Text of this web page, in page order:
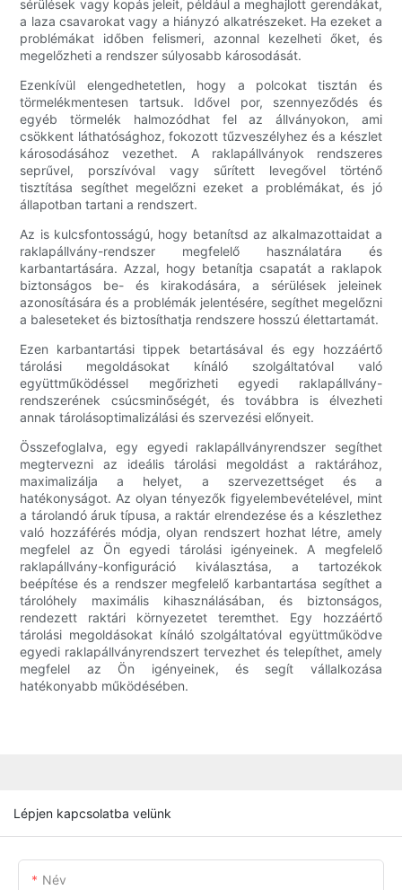
sérülések vagy kopás jeleit, például a meghajlott gerendákat,
a laza csavarokat vagy a hiányzó alkatrészeket. Ha ezeket a
problémákat időben felismeri, azonnal kezelheti őket, és
megelőzheti a rendszer súlyosabb károsodását.
Ezenkívül elengedhetetlen, hogy a polcokat tisztán és
törmelékmentesen tartsuk. Idővel por, szennyeződés és
egyéb törmelék halmozódhat fel az állványokon, ami
csökkent láthatósághoz, fokozott tűzveszélyhez és a készlet
károsodásához vezethet. A raklapállványok rendszeres
seprűvel, porszívóval vagy sűrített levegővel történő
tisztítása segíthet megelőzni ezeket a problémákat, és jó
állapotban tartani a rendszert.
Az is kulcsfontosságú, hogy betanítsd az alkalmazottaidat a
raklapállvány-rendszer megfelelő használatára és
karbantartására. Azzal, hogy betanítja csapatát a raklapok
biztonságos be- és kirakodására, a sérülések jeleinek
azonosítására és a problémák jelentésére, segíthet megelőzni
a baleseteket és biztosíthatja rendszere hosszú élettartamát.
Ezen karbantartási tippek betartásával és egy hozzáértő
tárolási megoldásokat kínáló szolgáltatóval való
együttműködéssel megőrizheti egyedi raklapállvány-
rendszerének csúcsminőségét, és továbbra is élvezheti
annak tárolásoptimalizálási és szervezési előnyeit.
Összefoglalva, egy egyedi raklapállványrendszer segíthet
megtervezni az ideális tárolási megoldást a raktárához,
maximalizálja a helyet, a szervezettséget és a
hatékonyságot. Az olyan tényezők figyelembevételével, mint
a tárolandó áruk típusa, a raktár elrendezése és a készlethez
való hozzáférés módja, olyan rendszert hozhat létre, amely
megfelel az Ön egyedi tárolási igényeinek. A megfelelő
raklapállvány-konfiguráció kiválasztása, a tartozékok
beépítése és a rendszer megfelelő karbantartása segíthet a
tárolóhely maximális kihasználásában, és biztonságos,
rendezett raktári környezetet teremthet. Egy hozzáértő
tárolási megoldásokat kínáló szolgáltatóval együttműködve
egyedi raklapállványrendszert tervezhet és telepíthet, amely
megfelel az Ön igényeinek, és segít vállalkozása
hatékonyabb működésében.
Lépjen kapcsolatba velünk
Név